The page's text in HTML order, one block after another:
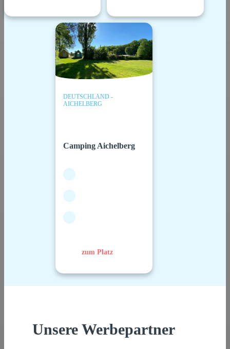
DEUTSCHLAND -
AICHELBERG
Camping Aichelberg
zum Platz
Unsere Werbepartner